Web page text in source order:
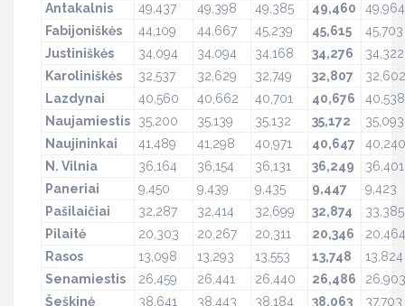
Antakalnis
49,437 49,398 49,385 49,460
49,964
Fabijoniškės 44,109 44,667 45,239 45,615
45,703
Justiniškės
34,094 34,094 34,168 34,276
34,322
Karoliniškės
32,537 32,629 32,749 32,807
32,602
Lazdynai
40,560 40,662 40,701 40,676
40,538
Naujamiestis
35,200 35,139 35,132 35,172
35,093
Naujininkai
41,489 41,298 40,971 40,647
40,240
N. Vilnia
36,164 36,154 36,131 36,249
36,401
Paneriai
9,450 9,439 9,435 9,447
9,423
Pašilaičiai
32,287 32,414 32,699 32,874
33,385
Pilaitė
20,303 20,267 20,311 20,346
20,464
Rasos
13,098 13,293 13,553 13,748
13,824
Senamiestis
26,459 26,441 26,440 26,486
26,903
Šeškinė
38,641 38,443 38,184 38,063
37,703